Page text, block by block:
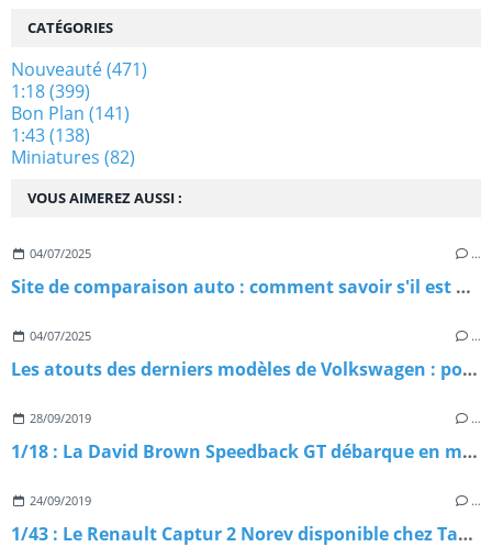
VOUS AIMEREZ AUSSI :
04/07/2025 …
Site de comparaison auto : comment savoir s'il est digne de confiance ?
04/07/2025 …
Les atouts des derniers modèles de Volkswagen : pourquoi les choisir ?
28/09/2019 …
1/18 : La David Brown Speedback GT débarque en miniature
24/09/2019 …
1/43 : Le Renault Captur 2 Norev disponible chez Tacot
CATÉGORIES
Nouveauté(471)
1:18(399)
Bon Plan (141)
1:43(138)
Miniatures (82)